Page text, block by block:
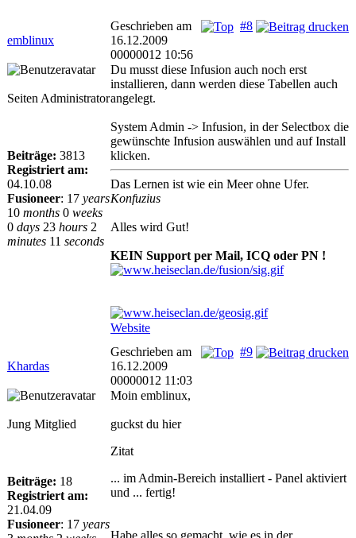
emblinux
#8
Geschrieben am
16.12.2009
00000012 10:56
Seiten Administrator
Beiträge: 3813
Registriert am:
04.10.08
Fusioneer: 17 years
10 months 0 weeks
0 days 23 hours 2
minutes 11 seconds
Du musst diese Infusion auch noch erst
installieren, dann werden diese Tabellen auch
angelegt.
System Admin -> Infusion, in der Selectbox die
gewünschte Infusion auswählen und auf Install
klicken.
Das Lernen ist wie ein Meer ohne Ufer.
Konfuzius
Alles wird Gut!
KEIN Support per Mail, ICQ oder PN !
Website
Khardas
#9
Geschrieben am
16.12.2009
00000012 11:03
Jung Mitglied
Beiträge: 18
Registriert am:
21.04.09
Fusioneer: 17 years
Moin emblinux,
guckst du hier
Zitat
... im Admin-Bereich installiert - Panel aktiviert
und ... fertig!
Habe alles so gemacht, wie es in der